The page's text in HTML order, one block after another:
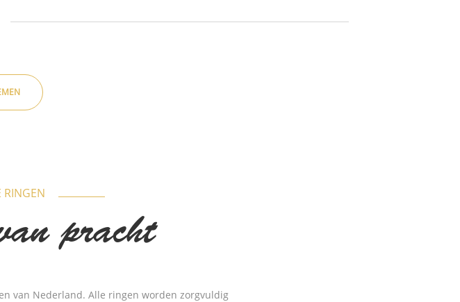
RINGEN
pracht
van Nederland. Alle ringen worden zorgvuldig